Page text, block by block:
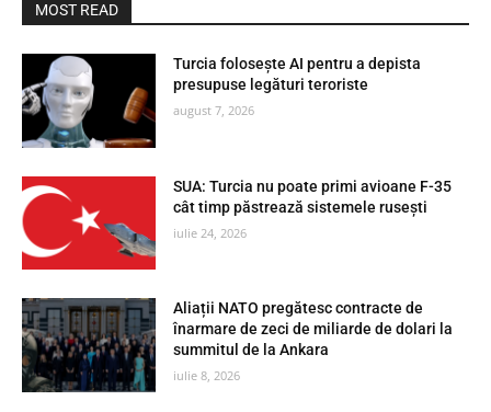
MOST READ
Turcia folosește AI pentru a depista
presupuse legături teroriste
august 7, 2026
SUA: Turcia nu poate primi avioane F-35
cât timp păstrează sistemele rusești
iulie 24, 2026
Aliații NATO pregătesc contracte de
înarmare de zeci de miliarde de dolari la
summitul de la Ankara
iulie 8, 2026